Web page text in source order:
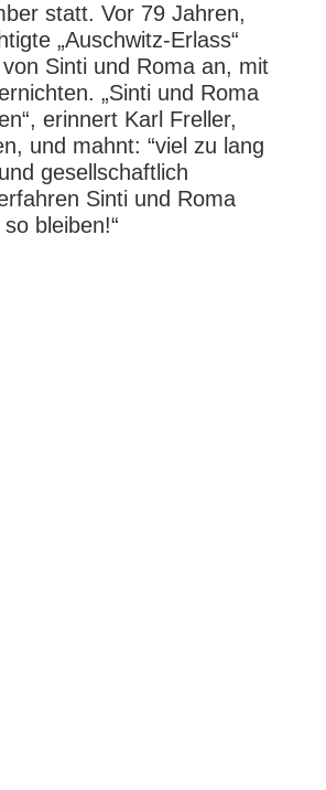
statt. Vor 79 Jahren,
„Auschwitz-Erlass“
Sinti und Roma an, mit
„Sinti und Roma
erinnert Karl Freller,
und mahnt: “viel zu lang
gesellschaftlich
Sinti und Roma
bleiben!“